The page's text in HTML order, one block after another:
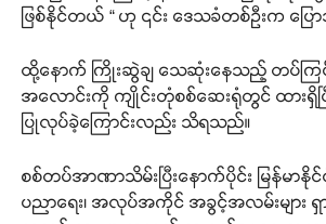
ဖြစ်နိုင်တယ် “ ဟု ၎င်း ဒေသခံတစ်ဦးက ပြေ
ထို့နောက် ကြိုးဆွဲချ သေဆုံးနေသည့် တပ်ကြ
အလောင်းကို ကျိုင်းတုံစစ်ဆေးရုံတွင် ထားရှိပ
ပြုလုပ်ခဲ့ကြောင်းလည်း သိရသည်။
စစ်တပ်အာဏာသိမ်းပြီးနောက်ပိုင်း မြန်မာနိုင်ငံ
ပညာရေး၊ အလုပ်အကိုင် အခွင့်အလမ်းများ ရှာ